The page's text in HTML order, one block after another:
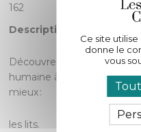
162
Description :
Découvrez les secrets les
humaine à travers les
mieux :
les lits.
Ce site
donne le
vous